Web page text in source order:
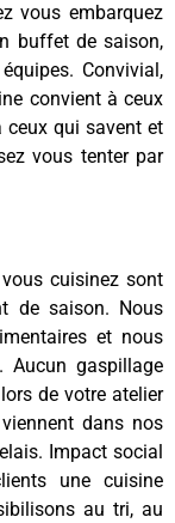
vous embarquez
buffet de saison,
Convivial,
convient à ceux
ceux qui savent et
vous tenter par
cuisinez sont
de saison. Nous
et nous
Aucun gaspillage
de votre atelier
dans nos
Impact social
une cuisine
au tri, au